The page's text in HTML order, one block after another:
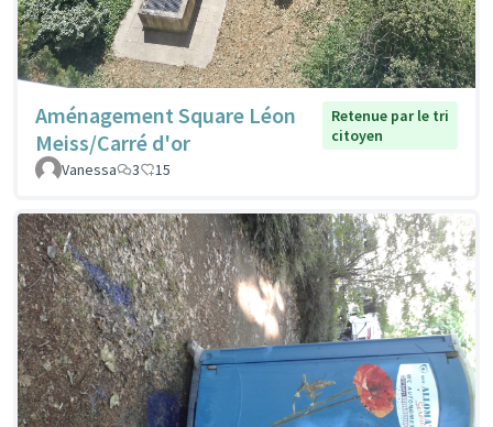
Aménagement Square Léon
Meiss/Carré d'or
Retenue par le tri
citoyen
Vanessa
3 15